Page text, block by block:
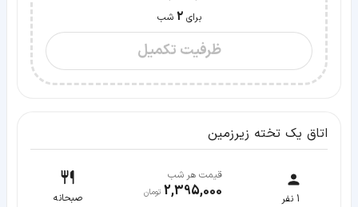
برای2 شب
ظرفیت تکمیل
اتاق یک تخته زیرزمین
1 نفر
قیمت هر شب
2,395,000 صبحانه